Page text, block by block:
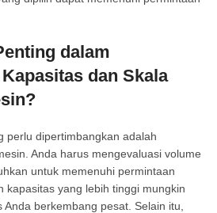
dalam
dan Skala
perlu dipertimbangkan adalah
Anda harus mengevaluasi volume
untuk memenuhi permintaan
kapasitas yang lebih tinggi mungkin
berkembang pesat. Selain itu,